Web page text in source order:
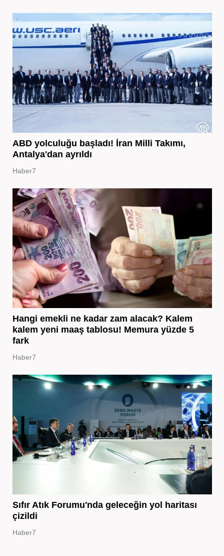
ABD yolculuğu başladı! İran Milli Takımı,
Antalya'dan ayrıldı
Haber7
Hangi emekli ne kadar zam alacak? Kalem
kalem yeni maaş tablosu! Memura yüzde 5
fark
Haber7
Sıfır Atık Forumu'nda geleceğin yol haritası
çizildi
Haber7